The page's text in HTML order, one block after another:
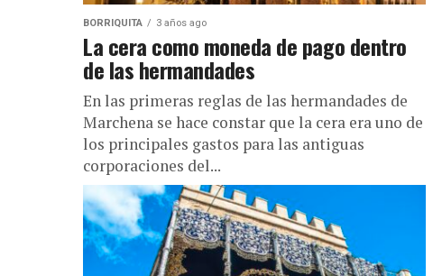
BORRIQUITA 3 años ago
La cera como moneda de pago dentro
de las hermandades
En las primeras reglas de las hermandades de
Marchena se hace constar que la cera era uno de
los principales gastos para las antiguas
corporaciones del...